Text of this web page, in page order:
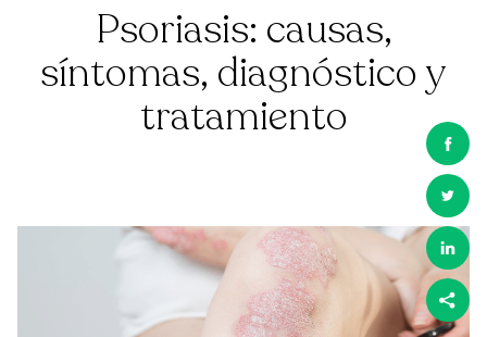
Psoriasis: causas,
síntomas, diagnóstico y
tratamiento